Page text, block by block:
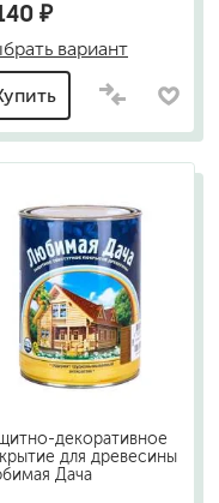
₽
вариант
декоративное
для древесины
Дача